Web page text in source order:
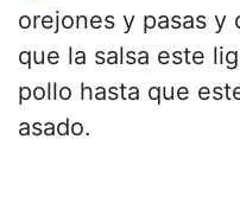
orejones y pasas y
que la salsa este
pollo hasta que
asado.